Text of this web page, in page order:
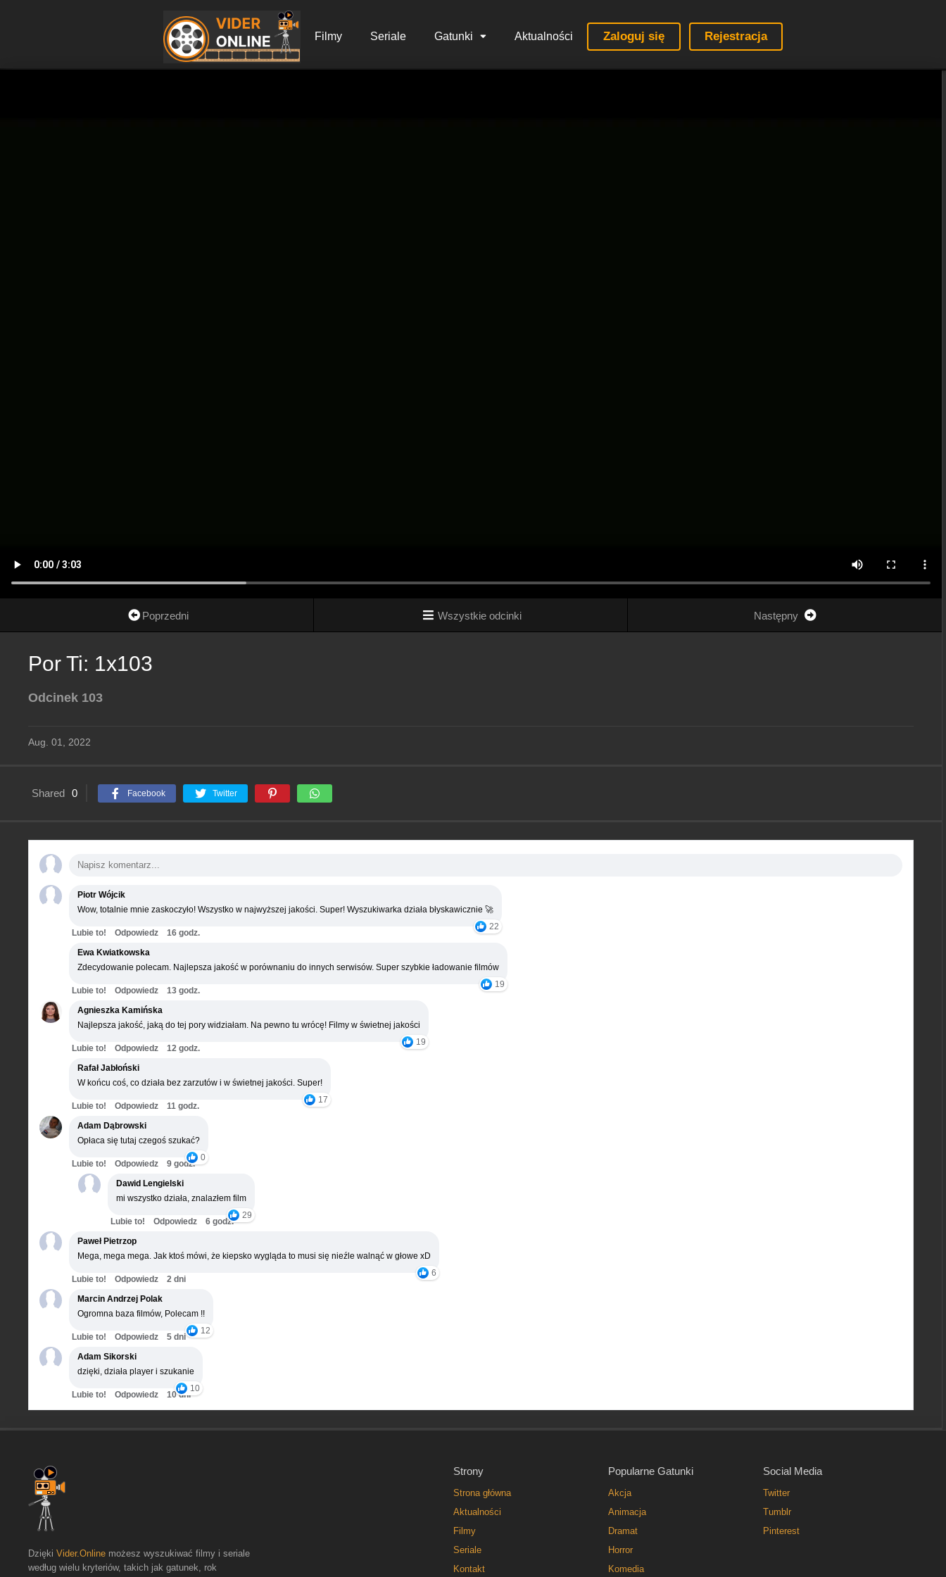
Filmy Seriale Gatunki Aktualności Zaloguj się Rejestracja
Poprzedni Wszystkie odcinki Następny
Por Ti: 1x103
Odcinek 103
Aug. 01, 2022
Shared 0 Facebook Twitter
Piotr Wójcik
Wow, totalnie mnie zaskoczyło! Wszystko w najwyższej jakości. Super! Wyszukiwarka działa błyskawicznie 🚀
22
Lubie to! Odpowiedz
16 godz.
Ewa Kwiatkowska
Zdecydowanie polecam. Najlepsza jakość w porównaniu do innych serwisów. Super szybkie ładowanie filmów
19
Lubie to! Odpowiedz
13 godz.
Agnieszka Kamińska
Najlepsza jakość, jaką do tej pory widziałam. Na pewno tu wrócę! Filmy w świetnej jakości
19
Lubie to! Odpowiedz
12 godz.
Rafał Jabłoński
W końcu coś, co działa bez zarzutów i w świetnej jakości. Super!
17
Lubie to! Odpowiedz
11 godz.
Adam Dąbrowski
Opłaca się tutaj czegoś szukać?
0
Lubie to! Odpowiedz
9 godz.
Dawid Lengielski
mi wszystko działa, znalazłem film
29
Lubie to! Odpowiedz
6 godz.
Paweł Pietrzop
Mega, mega mega. Jak ktoś mówi, że kiepsko wygląda to musi się nieźle walnąć w głowe xD
6
Lubie to! Odpowiedz
2 dni
Marcin Andrzej Polak
Ogromna baza filmów, Polecam !!
12
Lubie to! Odpowiedz
5 dni
Adam Sikorski
dzięki, działa player i szukanie
10
Lubie to! Odpowiedz 10 dni
Strony
Strona główna
Aktualności
Filmy
Seriale
Kontakt
Popularne Gatunki
Akcja
Animacja
Dramat
Horror
Komedia
Social Media
Twitter
Tumblr
Pinterest
Dzięki Vider.Online możesz wyszukiwać filmy i seriale
według wielu kryteriów, takich jak gatunek, rok